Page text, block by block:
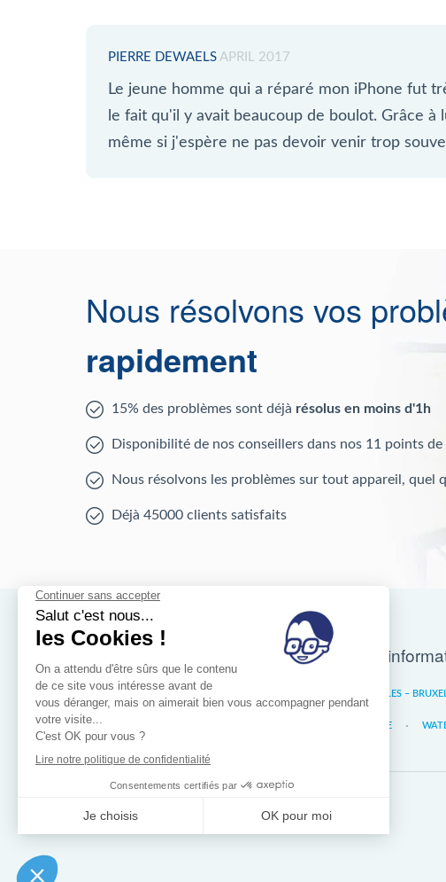
PIERRE DEWAELS APRIL 2017
Le jeune homme qui a réparé mon iPhone fut
le fait qu'il y avait beaucoup de boulot. Grâce à
même si j'espère ne pas devoir venir trop
Nous résolvons vos
rapidement
15% des problèmes sont déjà résolus en moins d'1h
Disponibilité de nos conseillers dans nos 11 points
Nous résolvons les problèmes sur tout appareil, quel
Déjà 45000 clients satisfaits
Nos magasins
IXELLES –
LIÈGE